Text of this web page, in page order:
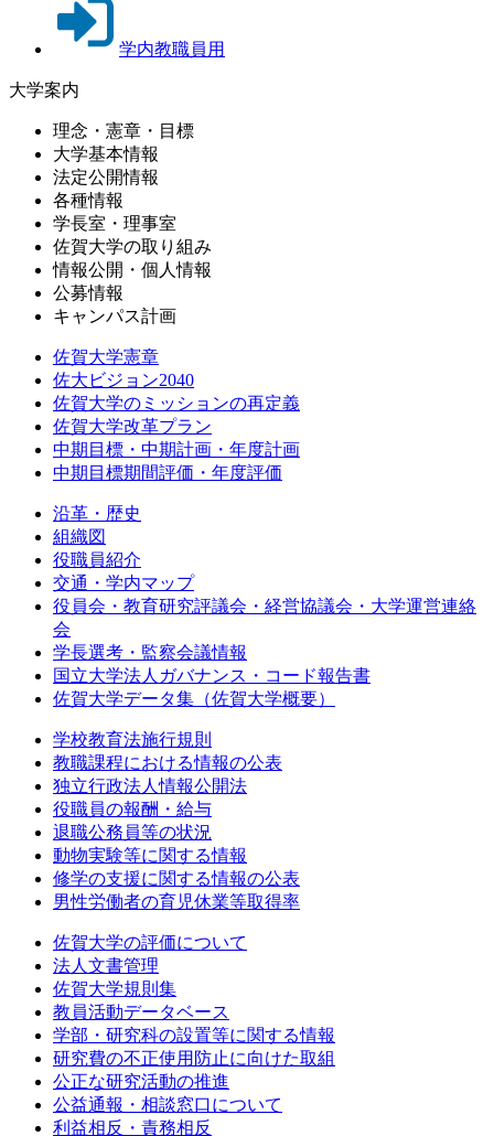
学内教職員用
大学案内
理念・憲章・目標
大学基本情報
法定公開情報
各種情報
学長室・理事室
佐賀大学の取り組み
情報公開・個人情報
公募情報
キャンパス計画
佐賀大学憲章
佐大ビジョン2040
佐賀大学のミッションの再定義
佐賀大学改革プラン
中期目標・中期計画・年度計画
中期目標期間評価・年度評価
沿革・歴史
組織図
役職員紹介
交通・学内マップ
役員会・教育研究評議会・経営協議会・大学運営連絡
会
学長選考・監察会議情報
国立大学法人ガバナンス・コード報告書
佐賀大学データ集（佐賀大学概要）
学校教育法施行規則
教職課程における情報の公表
独立行政法人情報公開法
役職員の報酬・給与
退職公務員等の状況
動物実験等に関する情報
修学の支援に関する情報の公表
男性労働者の育児休業等取得率
佐賀大学の評価について
法人文書管理
佐賀大学規則集
教員活動データベース
学部・研究科の設置等に関する情報
研究費の不正使用防止に向けた取組
公正な研究活動の推進
公益通報・相談窓口について
利益相反・責務相反